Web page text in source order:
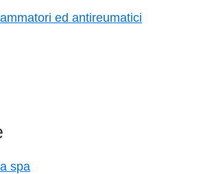
ed antireumatici
spa